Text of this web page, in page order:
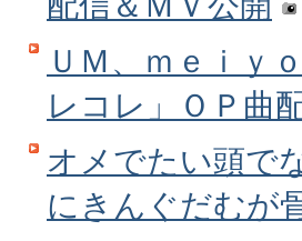
ＵＭ、ｍｅｉｙ
レコレ」ＯＰ曲
オメでたい頭で
にきんぐだむが